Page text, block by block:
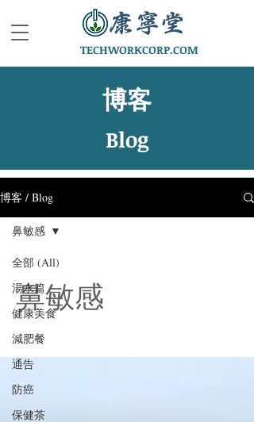
TECHWORKCORP.COM
博客
Blog
博客 / Blog
全部 (All)
湯水篇
健康美食
減肥餐
通告
防癌
保健茶
鼻敏感
鼻敏感